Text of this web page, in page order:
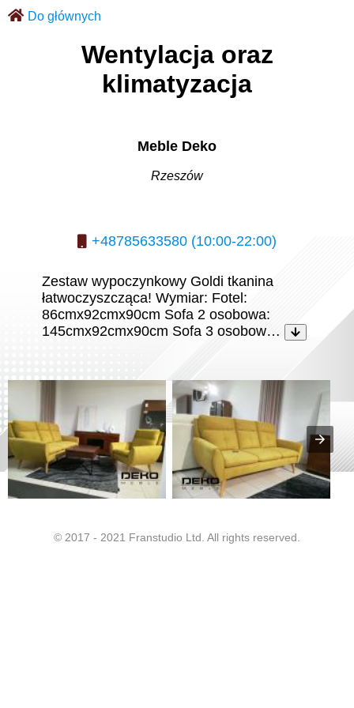
Do głównych
Wentylacja oraz
klimatyzacja
Meble Deko
Rzeszów
+48785633580 (10:00-22:00)
Zestaw wypoczynkowy Goldi tkanina
łatwoczyszcząca! Wymiar: Fotel:
86cmx92cmx90cm Sofa 2 osobowa:
145cmx92cmx90cm Sofa 3 osobow…
© 2017 - 2021 Franstudio Ltd. All rights reserved.